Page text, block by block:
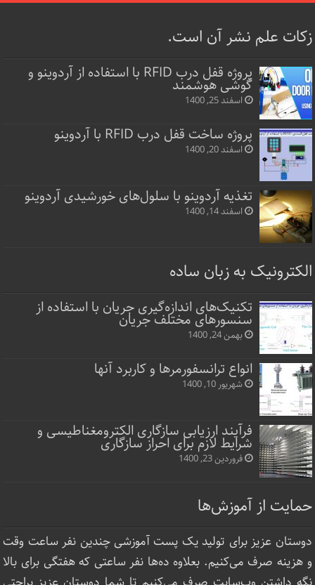
زکات علم نشر آن است.
پروژه قفل‌ درب RFID با استفاده از آردوینو و
گوشی هوشمند
اسفند 25, 1400
پروژه ساخت قفل‌ درب RFID با آردوینو
اسفند 20, 1400
تغذیه آردوینو با سلول‌های خورشیدی آردوینو
اسفند 14, 1400
الکترونیک به زبان ساده
تکنیک‌های اندازه‌گیری جریان با استفاده از
سنسورهای مختلف جریان
بهمن 24, 1400
انواع ترانسفورمرها و کاربرد آنها
شهریور 10, 1400
فرآیند ارزیابی سازگاری الکترومغناطیسی و
شرایط لازم برای احراز سازگاری
فروردین 23, 1400
حمایت از آموزش‌ها
دوستان عزیز برای تولید یک پست آموزشی چندین نفر ساعت‌ وقت
و هزینه صرف می‌کنیم. بعلاوه ده‌ها نفر ساعتی که هفتگی برای بالا